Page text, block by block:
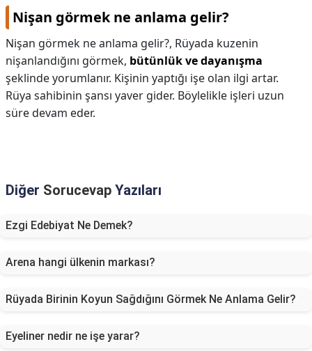
Nişan görmek ne anlama gelir?
Nişan görmek ne anlama gelir?, Rüyada kuzenin
nişanlandığını görmek, bütünlük ve dayanışma
şeklinde yorumlanır. Kişinin yaptığı işe olan ilgi artar.
Rüya sahibinin şansı yaver gider. Böylelikle işleri uzun
süre devam eder.
Diğer Sorucevap Yazıları
Ezgi Edebiyat Ne Demek?
Arena hangi ülkenin markası?
Rüyada Birinin Koyun Sağdığını Görmek Ne Anlama Gelir?
Eyeliner nedir ne işe yarar?